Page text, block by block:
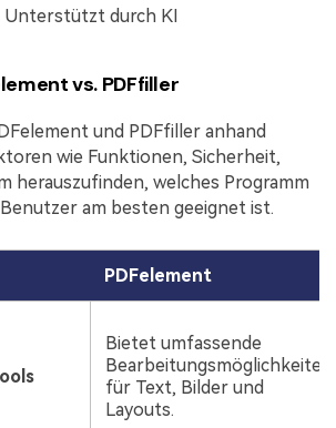
Unterstützt durch KI
vs. PDFfiller
und PDFfiller anhand
wie Funktionen, Sicherheit,
herauszufinden, welches Programm
am besten geeignet ist.
PDFelement
Bietet umfassende
Bearbeitungsmöglichkeiten
für Text, Bilder und
Layouts.